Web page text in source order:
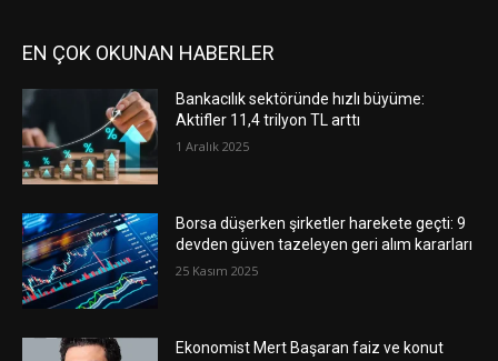
EN ÇOK OKUNAN HABERLER
Bankacılık sektöründe hızlı büyüme:
Aktifler 11,4 trilyon TL arttı
1 Aralık 2025
Borsa düşerken şirketler harekete geçti: 9
devden güven tazeleyen geri alım kararları
25 Kasım 2025
Ekonomist Mert Başaran faiz ve konut